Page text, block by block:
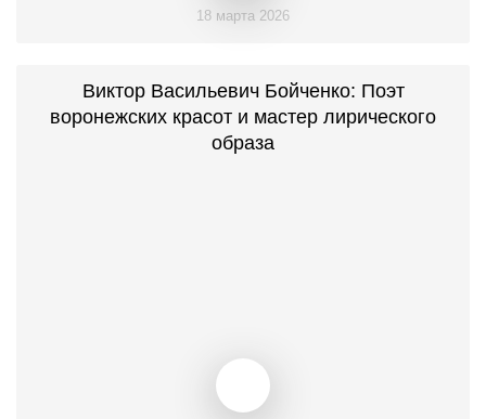
18 марта 2026
Виктор Васильевич Бойченко: Поэт
воронежских красот и мастер лирического
образа